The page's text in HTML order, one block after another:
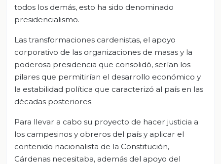
todos los demás, esto ha sido denominado
presidencialismo.
Las transformaciones cardenistas, el apoyo
corporativo de las organizaciones de masas y la
poderosa presidencia que consolidó, serían los
pilares que permitirían el desarrollo económico y
la estabilidad política que caracterizó al país en las
décadas posteriores.
Para llevar a cabo su proyecto de hacer justicia a
los campesinos y obreros del país y aplicar el
contenido nacionalista de la Constitución,
Cárdenas necesitaba, además del apoyo del